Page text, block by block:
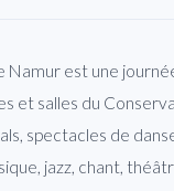
est une
et salles du
spectacles de
jazz, chant,